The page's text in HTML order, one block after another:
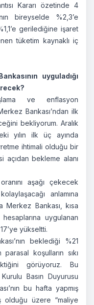
Kararı özetinde 4
bireyselde %2,3’e
gerilediğine işaret
tüketim kaynaklı iç
uyguladığı
ve enflasyon
Bankası’ndan ilk
bekliyorum. Aralık
yılın ilk üç ayında
ihtimali olduğu bir
açıdan bekleme alanı
aşağı çekecek
anlamına
Bankası, kısa
uygulanan
yükseltti.
beklediği %21
koşulların sıkı
görüyoruz. Bu
Basın Duyurusu
bu hafta yapmış
olduğu üzere “maliye